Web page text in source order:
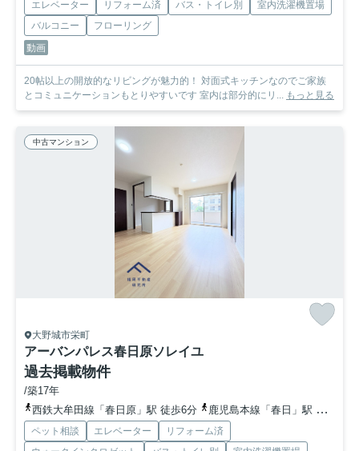
エレベーター リフォーム済 バス・トイレ別
室内洗濯機置場
バルコニー
フローリング
動画
20帖以上の開放的なリビングが魅力的！ 対面式キッチンなのでご家族
とコミュニケーションもとりやすいです 室内は部分的にリ... もっと見る
中古マンション
大野城市栄町
アーバンパレス春日原ソレイユ
過去掲載物件
/築17年
西鉄大牟田線「春日原」駅 徒歩6分
鹿児島本線「春日」駅 徒歩7分
ペット相談 エレベーター
リフォーム済